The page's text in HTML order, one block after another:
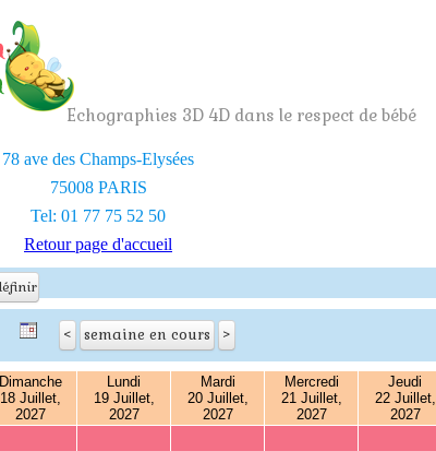
Echographies 3D 4D dans le respect de bébé
78 ave des Champs-Elysées
75008 PARIS
Tel: 01 77 75 52 50
Retour page d'accueil
Dimanche
18 Juillet,
2027
Lundi
19 Juillet,
2027
Mardi
20 Juillet,
2027
Mercredi
21 Juillet,
2027
Jeudi
22 Juillet,
2027